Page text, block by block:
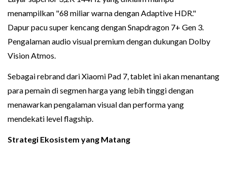
menampilkan "68 miliar warna dengan Adaptive HDR."
Dapur pacu super kencang dengan Snapdragon 7+ Gen 3.
Pengalaman audio visual premium dengan dukungan Dolby
Vision Atmos.
Sebagai rebrand dari Xiaomi Pad 7, tablet ini akan menantang
para pemain di segmen harga yang lebih tinggi dengan
menawarkan pengalaman visual dan performa yang
mendekati level flagship.
Strategi Ekosistem yang Matang